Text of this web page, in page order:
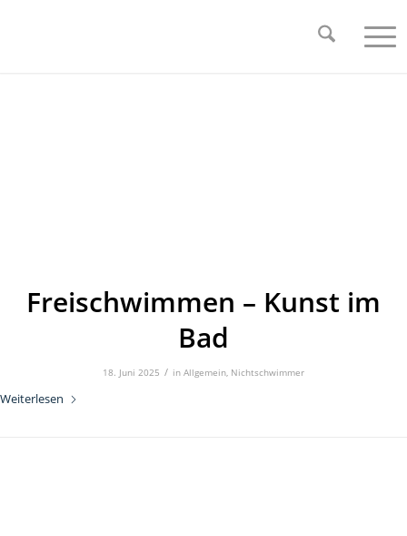
Freischwimmen – Kunst im
Bad
18. Juni 2025 / in Allgemein Nichtschwimmer
Weiterlesen